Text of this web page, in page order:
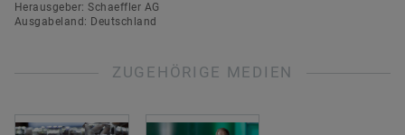
Herausgeber: Schaeffler AG
Ausgabeland: Deutschland
ZUGEHÖRIGE MEDIEN